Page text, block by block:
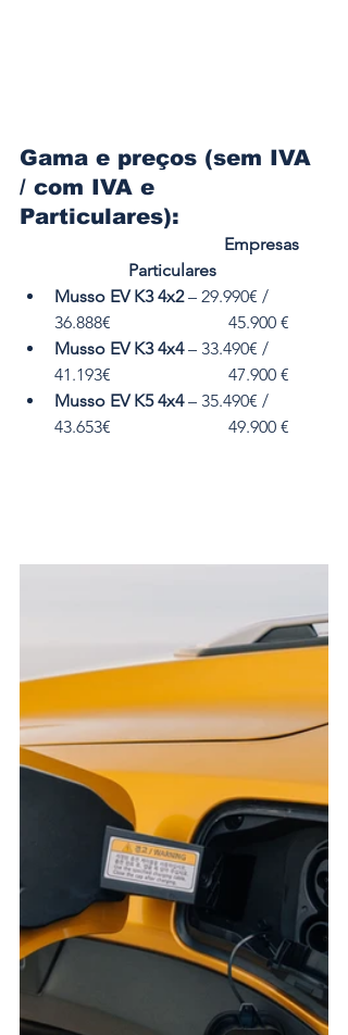
Gama e preços (sem IVA
/ com IVA e
Particulares):
        Empresas
Particulares
Musso EV K3 4x2 – 29.990€ /
36.888€                           45.900 €
Musso EV K3 4x4 – 33.490€ /
41.193€                           47.900 €
Musso EV K5 4x4 – 35.490€ /
43.653€                           49.900 €